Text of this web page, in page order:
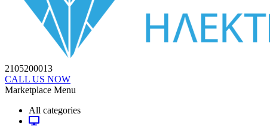
2105200013
CALL US NOW
Marketplace Menu
All categories